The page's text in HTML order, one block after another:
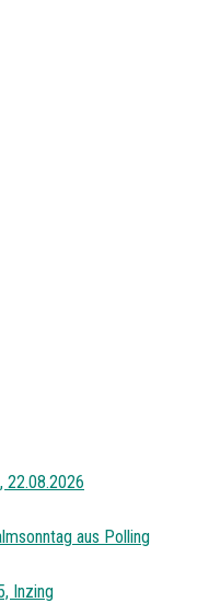
22.08.2026
aus Polling
Inzing